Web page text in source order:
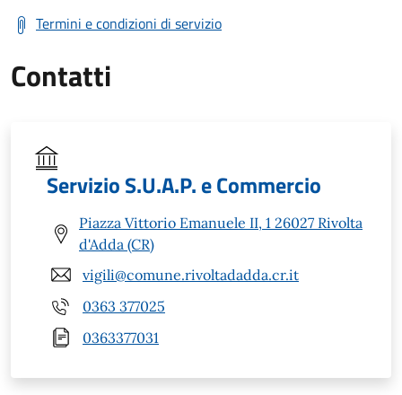
Termini e condizioni di servizio
Contatti
Servizio S.U.A.P. e Commercio
Piazza Vittorio Emanuele II, 1 26027 Rivolta
d'Adda (CR)
vigili@comune.rivoltadadda.cr.it
0363 377025
0363377031